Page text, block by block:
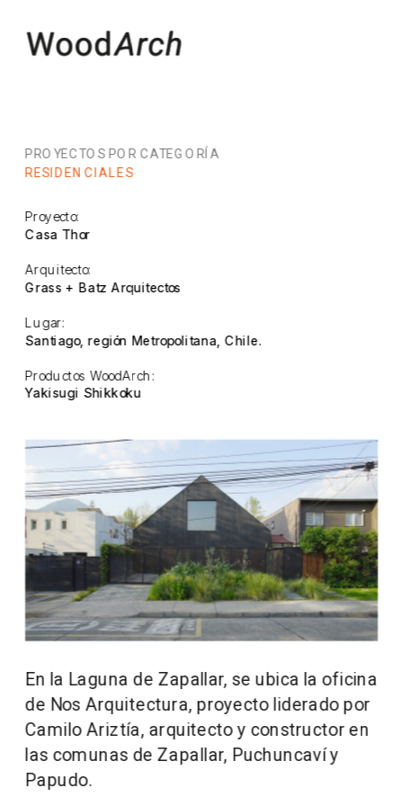
PROYECTOS POR CATEGORÍA
RESIDENCIALES
Proyecto:
Casa Thor
Arquitecto:
Grass + Batz Arquitectos
Lugar:
Santiago, región Metropolitana, Chile.
Productos WoodArch:
Yakisugi Shikkoku
En la Laguna de Zapallar, se ubica la oficina
de Nos Arquitectura, proyecto liderado por
Camilo Ariztía, arquitecto y constructor en
las comunas de Zapallar, Puchuncaví y
Papudo.